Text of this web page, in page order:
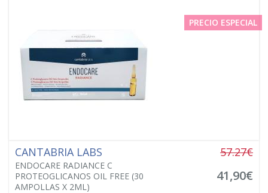
PRECIO ESPECIAL
CANTABRIA LABS
ENDOCARE RADIANCE C
PROTEOGLICANOS OIL FREE (30
AMPOLLAS X 2ML)
57.27€
41,90€